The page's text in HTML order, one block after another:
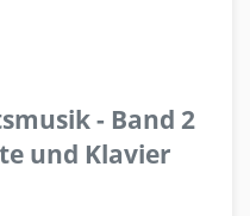
- Band 2
und Klavier